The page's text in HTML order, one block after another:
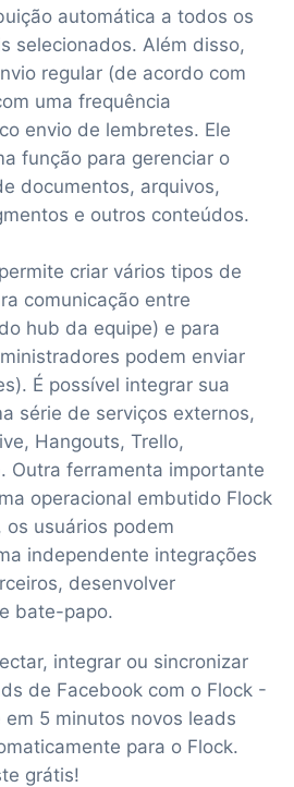
automática a todos os
selecionados. Além disso,
regular (de acordo com
uma frequência
envio de lembretes. Ele
função para gerenciar o
documentos, arquivos,
e outros conteúdos.
criar vários tipos de
comunicação entre
hub da equipe) e para
podem enviar
É possível integrar sua
série de serviços externos,
Hangouts, Trello,
Outra ferramenta importante
operacional embutido Flock
os usuários podem
independente integrações
desenvolver
bate-papo.
integrar ou sincronizar
de Facebook com o Flock -
em 5 minutos novos leads
para o Flock.
grátis!